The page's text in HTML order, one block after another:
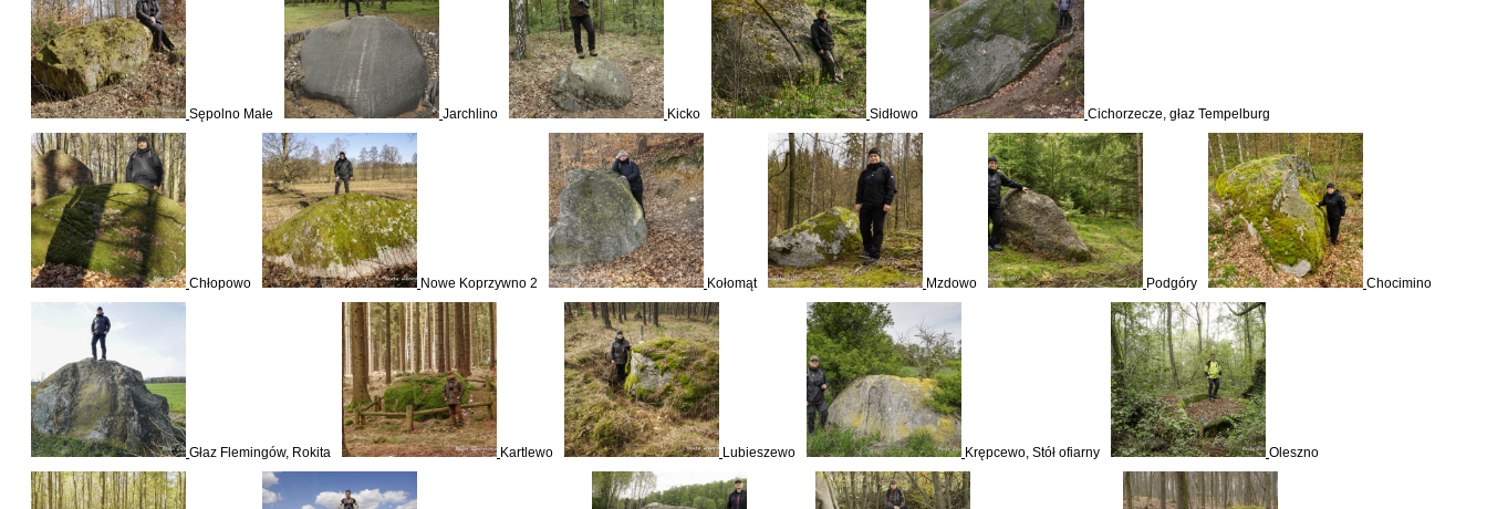
Sępolno Małe Jarchlino Kicko Sidłowo Cichorzecze, głaz Tempelburg
Chłopowo Nowe Koprzywno 2 Kołomąt Mzdowo Podgóry Chocimino
Głaz Flemingów, Rokita Kartlewo Lubieszewo Krępcewo, Stół ofiarny Oleszno